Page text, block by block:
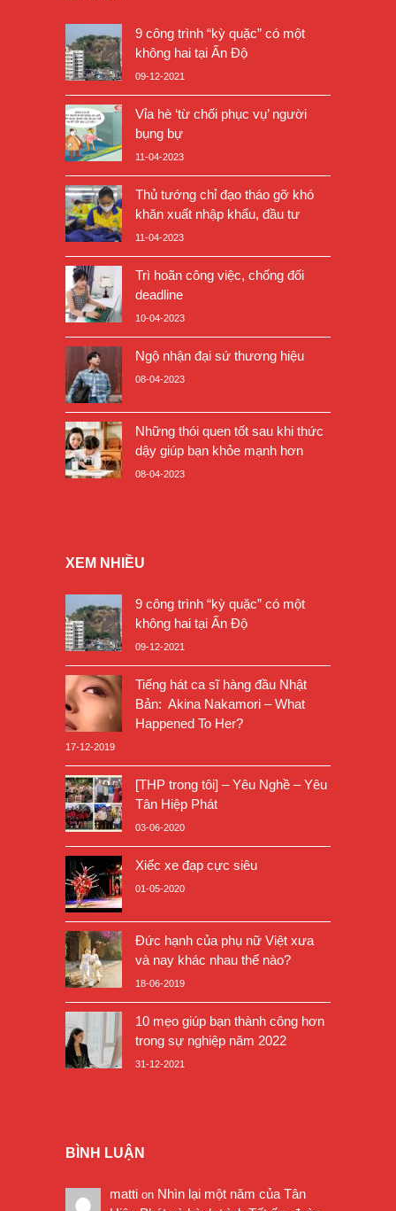
9 công trình “kỳ quặc” có một
không hai tại Ấn Độ
09-12-2021
Vỉa hè ‘từ chối phục vụ’ người
bụng bự
11-04-2023
Thủ tướng chỉ đạo tháo gỡ khó
khăn xuất nhập khẩu, đầu tư
11-04-2023
Trì hoãn công việc, chống đối
deadline
10-04-2023
Ngộ nhận đại sứ thương hiệu
08-04-2023
Những thói quen tốt sau khi thức
dậy giúp bạn khỏe mạnh hơn
08-04-2023
XEM NHIỀU
9 công trình “kỳ quặc” có một
không hai tại Ấn Độ
09-12-2021
Tiếng hát ca sĩ hàng đầu Nhật
Bản: Akina Nakamori – What
Happened To Her?
17-12-2019
[THP trong tôi] – Yêu Nghề – Yêu
Tân Hiệp Phát
03-06-2020
Xiếc xe đạp cực siêu
01-05-2020
Đức hạnh của phụ nữ Việt xưa
và nay khác nhau thế nào?
18-06-2019
10 mẹo giúp bạn thành công hơn
trong sự nghiệp năm 2022
31-12-2021
BÌNH LUẬN
matti on Nhìn lại một năm của Tân